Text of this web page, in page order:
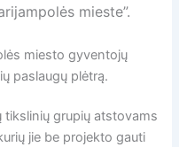
mieste”.
miesto gyventojų
paslaugų plėtrą.
tikslinių grupių atstovams
jie be projekto gauti